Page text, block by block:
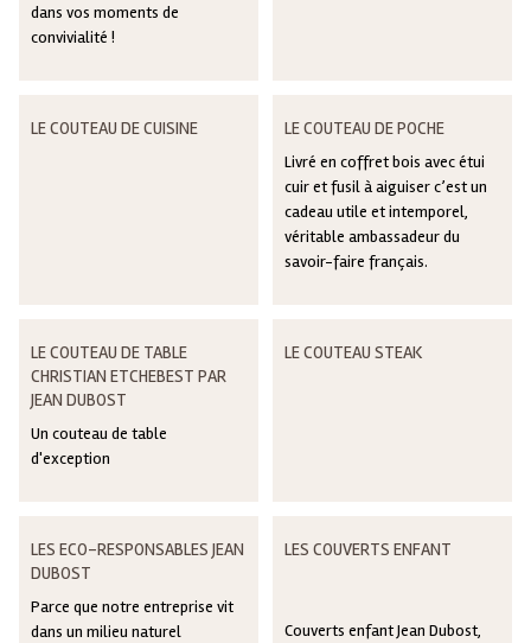
dans vos moments de
convivialité !
LE COUTEAU DE CUISINE LE COUTEAU DE POCHE
Livré en coffret bois avec étui
cuir et fusil à aiguiser c’est un
cadeau utile et intemporel,
véritable ambassadeur du
savoir-faire français.
LE COUTEAU DE TABLE
CHRISTIAN ETCHEBEST PAR
JEAN DUBOST
Un couteau de table
d'exception
LE COUTEAU STEAK
LES ECO-RESPONSABLES JEAN
DUBOST
Parce que notre entreprise vit
dans un milieu naturel
LES COUVERTS ENFANT
Couverts enfant Jean Dubost,